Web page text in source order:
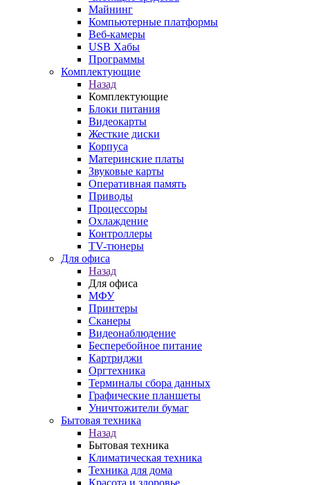
Майнинг
Компьютерные платформы
Веб-камеры
USB Хабы
Программы
Комплектующие
Назад
Комплектующие
Блоки питания
Видеокарты
Жесткие диски
Корпуса
Материнские платы
Звуковые карты
Оперативная память
Приводы
Процессоры
Охлаждение
Контроллеры
TV-тюнеры
Для офиса
Назад
Для офиса
МФУ
Принтеры
Сканеры
Видеонаблюдение
Бесперебойное питание
Картриджи
Оргтехника
Терминалы сбора данных
Графические планшеты
Уничтожители бумаг
Бытовая техника
Назад
Бытовая техника
Климатическая техника
Техника для дома
Красота и здоровье